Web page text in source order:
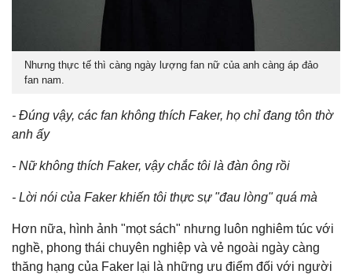
Nhưng thực tế thì càng ngày lượng fan nữ của anh càng áp đảo
fan nam.
- Đúng vậy, các fan không thích Faker, họ chỉ đang tôn thờ
anh ấy
- Nữ không thích Faker, vậy chắc tôi là đàn ông rồi
- Lời nói của Faker khiến tôi thực sự "đau lòng" quá mà
Hơn nữa, hình ảnh "mọt sách" nhưng luôn nghiêm túc với
nghề, phong thái chuyên nghiệp và vẻ ngoài ngày càng
thăng hạng của Faker lại là những ưu điểm đối với người